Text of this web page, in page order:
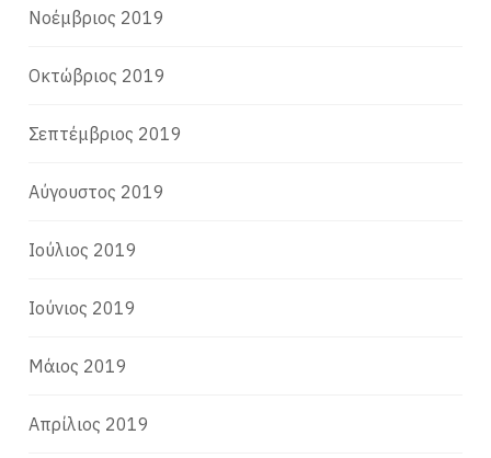
Νοέμβριος 2019
Οκτώβριος 2019
Σεπτέμβριος 2019
Αύγουστος 2019
Ιούλιος 2019
Ιούνιος 2019
Μάιος 2019
Απρίλιος 2019